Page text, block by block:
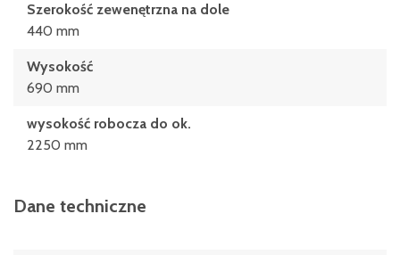
Szerokość zewenętrzna na dole
440 mm
Wysokość
690 mm
wysokość robocza do ok.
2250 mm
Dane techniczne